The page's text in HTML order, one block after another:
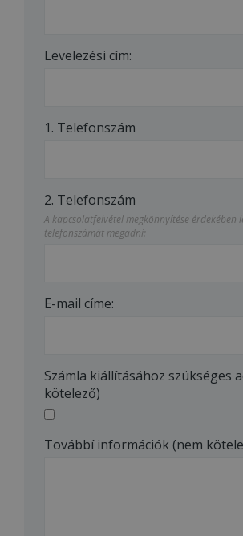
Levelezési cím:
1. Telefonszám
2. Telefonszám
A kapcsolatfelvétel megkönnyítése érdekében
telefonszámát megadni:
E-mail címe:
Számla kiállításához szükséges
kötelező)
Továbbí információk (nem